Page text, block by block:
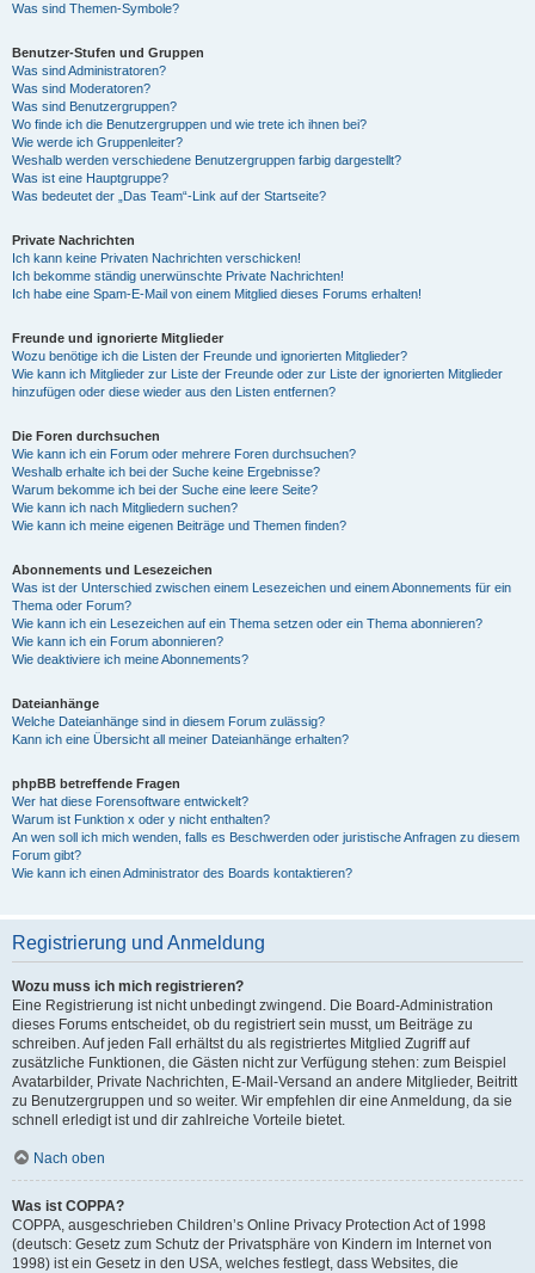
Was sind Themen-Symbole?
Benutzer-Stufen und Gruppen
Was sind Administratoren?
Was sind Moderatoren?
Was sind Benutzergruppen?
Wo finde ich die Benutzergruppen und wie trete ich ihnen bei?
Wie werde ich Gruppenleiter?
Weshalb werden verschiedene Benutzergruppen farbig dargestellt?
Was ist eine Hauptgruppe?
Was bedeutet der „Das Team“-Link auf der Startseite?
Private Nachrichten
Ich kann keine Privaten Nachrichten verschicken!
Ich bekomme ständig unerwünschte Private Nachrichten!
Ich habe eine Spam-E-Mail von einem Mitglied dieses Forums erhalten!
Freunde und ignorierte Mitglieder
Wozu benötige ich die Listen der Freunde und ignorierten Mitglieder?
Wie kann ich Mitglieder zur Liste der Freunde oder zur Liste der ignorierten Mitglieder
hinzufügen oder diese wieder aus den Listen entfernen?
Die Foren durchsuchen
Wie kann ich ein Forum oder mehrere Foren durchsuchen?
Weshalb erhalte ich bei der Suche keine Ergebnisse?
Warum bekomme ich bei der Suche eine leere Seite?
Wie kann ich nach Mitgliedern suchen?
Wie kann ich meine eigenen Beiträge und Themen finden?
Abonnements und Lesezeichen
Was ist der Unterschied zwischen einem Lesezeichen und einem Abonnements für ein
Thema oder Forum?
Wie kann ich ein Lesezeichen auf ein Thema setzen oder ein Thema abonnieren?
Wie kann ich ein Forum abonnieren?
Wie deaktiviere ich meine Abonnements?
Dateianhänge
Welche Dateianhänge sind in diesem Forum zulässig?
Kann ich eine Übersicht all meiner Dateianhänge erhalten?
phpBB betreffende Fragen
Wer hat diese Forensoftware entwickelt?
Warum ist Funktion x oder y nicht enthalten?
An wen soll ich mich wenden, falls es Beschwerden oder juristische Anfragen zu diesem
Forum gibt?
Wie kann ich einen Administrator des Boards kontaktieren?
Registrierung und Anmeldung
Wozu muss ich mich registrieren?
Eine Registrierung ist nicht unbedingt zwingend. Die Board-Administration
dieses Forums entscheidet, ob du registriert sein musst, um Beiträge zu
schreiben. Auf jeden Fall erhältst du als registriertes Mitglied Zugriff auf
zusätzliche Funktionen, die Gästen nicht zur Verfügung stehen: zum Beispiel
Avatarbilder, Private Nachrichten, E-Mail-Versand an andere Mitglieder, Beitritt
zu Benutzergruppen und so weiter. Wir empfehlen dir eine Anmeldung, da sie
schnell erledigt ist und dir zahlreiche Vorteile bietet.
Nach oben
Was ist COPPA?
COPPA, ausgeschrieben Children’s Online Privacy Protection Act of 1998
(deutsch: Gesetz zum Schutz der Privatsphäre von Kindern im Internet von
1998) ist ein Gesetz in den USA, welches festlegt, dass Websites, die